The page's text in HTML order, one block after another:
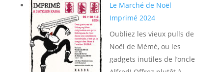
Le Marché de Noël
Imprimé 2024
Oubliez les vieux pulls de
Noël de Mémé, ou les
gadgets inutiles de l’oncle